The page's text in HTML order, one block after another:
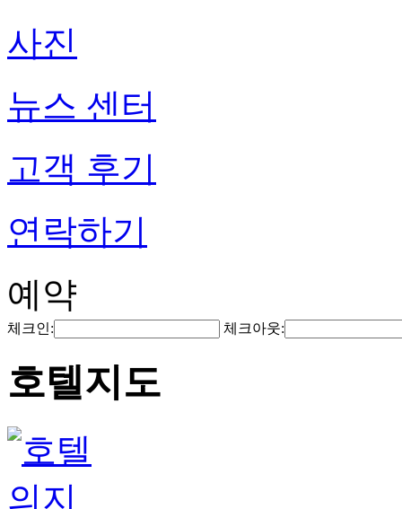
사진
뉴스 센터
고객 후기
연락하기
예약
체크인: 체크아웃:
호텔지도